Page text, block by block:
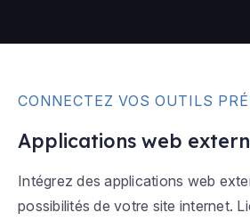
CONNECTEZ VOS OUTILS
Applications web
Intégrez des applications web
possibilités de votre site internet.